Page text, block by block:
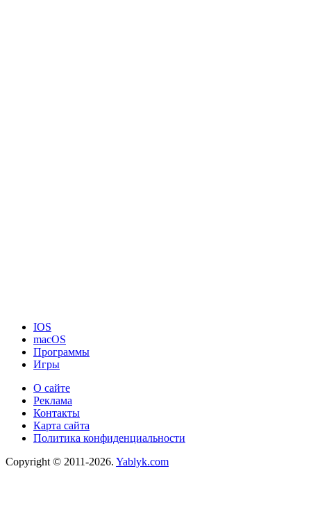
IOS
macOS
Программы
Игры
О сайте
Реклама
Контакты
Карта сайта
Политика конфиденциальности
Copyright © 2011-2026. Yablyk.сom